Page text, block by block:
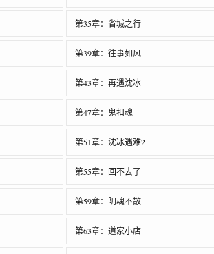
第35章：省城之行
第39章：往事如风
第43章：再遇沈冰
第47章：鬼扣魂
第51章：沈冰遇难2
第55章：回不去了
第59章：阴魂不散
第63章：道家小店